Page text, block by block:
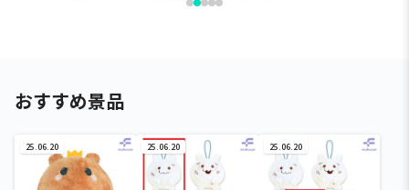
おすすめ景品
25.06.20 25.06.20 25.06.20